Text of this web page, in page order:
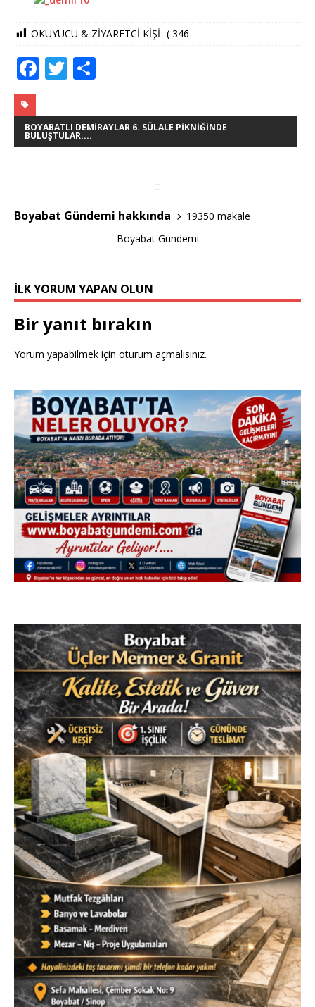
OKUYUCU & ZİYARETCİ KİŞİ -( 346
F
c
e
o
k
T
it
te
ar
e
BOYABATLI DEMIRAYLAR 6. SÜLALE PIKNIĞINDE
BULUŞTULAR....
Boyabat Gündemi hakkında
19350 makale
Boyabat Gündemi
İLK YORUM YAPAN OLUN
Bir yanıt bırakın
Yorum yapabilmek için oturum açmalısınız.